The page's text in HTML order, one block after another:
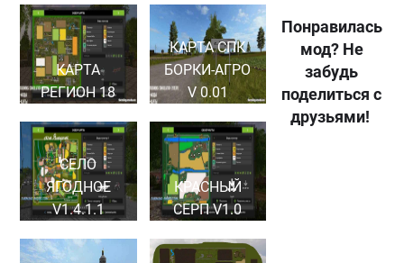
КАРТА
РЕГИОН 18
КАРТА СПК
БОРКИ-АГРО
V 0.01
СЕЛО
ЯГОДНОЕ
V1.4.1.1
КРАСНЫЙ
СЕРП V1.0
Понравилась
мод? Не
забудь
поделиться с
друзьями!